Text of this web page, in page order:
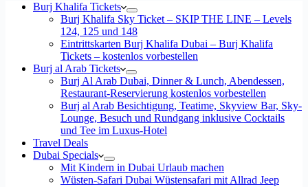
Burj Khalifa Tickets
Burj Khalifa Sky Ticket – SKIP THE LINE – Levels
124, 125 und 148
Eintrittskarten Burj Khalifa Dubai – Burj Khalifa
Tickets – kostenlos vorbestellen
Burj al Arab Tickets
Burj Al Arab Dubai, Dinner & Lunch, Abendessen,
Restaurant-Reservierung kostenlos vorbestellen
Burj al Arab Besichtigung, Teatime, Skyview Bar, Sky-
Lounge, Besuch und Rundgang inklusive Cocktails
und Tee im Luxus-Hotel
Travel Deals
Dubai Specials
Mit Kindern in Dubai Urlaub machen
Wüsten-Safari Dubai Wüstensafari mit Allrad Jeep